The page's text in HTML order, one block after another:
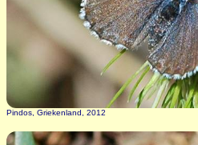
Pindos, Griekenland, 2012